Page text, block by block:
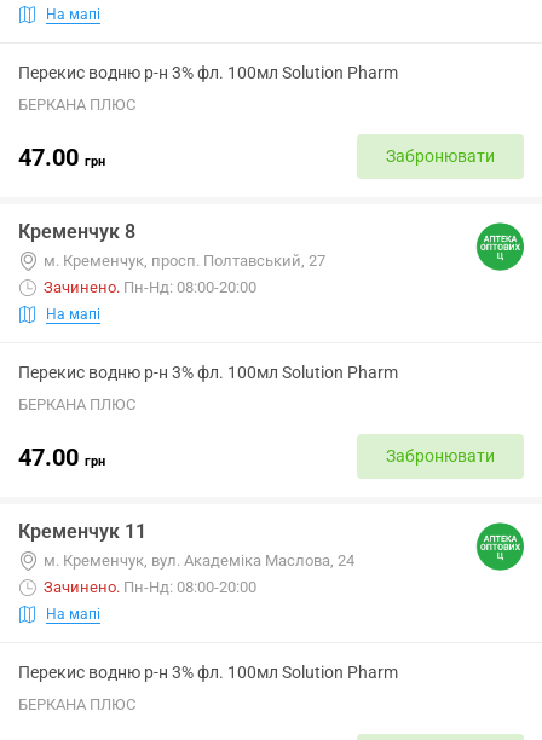
На мапі
Перекис водню р-н 3% фл. 100мл Solution Pharm
БЕРКАНА ПЛЮС
47.00 грн Забронювати
Кременчук 8
м. Кременчук, просп. Полтавський, 27
Зачинено. Пн-Нд: 08:00-20:00
На мапі
Перекис водню р-н 3% фл. 100мл Solution Pharm
БЕРКАНА ПЛЮС
47.00 грн Забронювати
Кременчук 11
м. Кременчук, вул. Академіка Маслова, 24
Зачинено. Пн-Нд: 08:00-20:00
На мапі
Перекис водню р-н 3% фл. 100мл Solution Pharm
БЕРКАНА ПЛЮС